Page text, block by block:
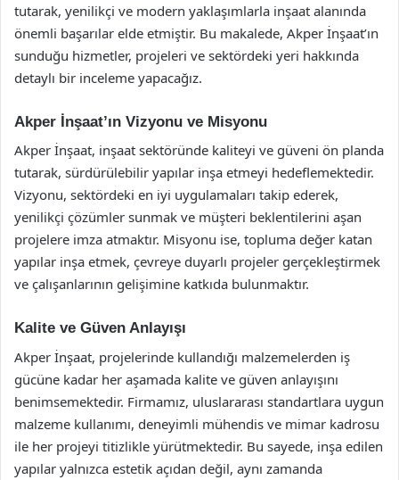
tutarak, yenilikçi ve modern yaklaşımlarla inşaat alanında
önemli başarılar elde etmiştir. Bu makalede, Akper İnşaat’ın
sunduğu hizmetler, projeleri ve sektördeki yeri hakkında
detaylı bir inceleme yapacağız.
Akper İnşaat’ın Vizyonu ve Misyonu
Akper İnşaat, inşaat sektöründe kaliteyi ve güveni ön planda
tutarak, sürdürülebilir yapılar inşa etmeyi hedeflemektedir.
Vizyonu, sektördeki en iyi uygulamaları takip ederek,
yenilikçi çözümler sunmak ve müşteri beklentilerini aşan
projelere imza atmaktır. Misyonu ise, topluma değer katan
yapılar inşa etmek, çevreye duyarlı projeler gerçekleştirmek
ve çalışanlarının gelişimine katkıda bulunmaktır.
Kalite ve Güven Anlayışı
Akper İnşaat, projelerinde kullandığı malzemelerden iş
gücüne kadar her aşamada kalite ve güven anlayışını
benimsemektedir. Firmamız, uluslararası standartlara uygun
malzeme kullanımı, deneyimli mühendis ve mimar kadrosu
ile her projeyi titizlikle yürütmektedir. Bu sayede, inşa edilen
yapılar yalnızca estetik açıdan değil, aynı zamanda